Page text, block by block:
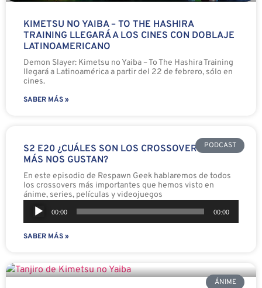
KIMETSU NO YAIBA – TO THE HASHIRA
TRAINING LLEGARÁ A LOS CINES CON DOBLAJE
LATINOAMERICANO
Demon Slayer: Kimetsu no Yaiba – To The Hashira Training
llegará a Latinoamérica a partir del 22 de febrero, sólo en
cines.
SABER MÁS »
PODCAST
S2 E20 ¿CUÁLES SON LOS CROSSOVERS QUE
MÁS NOS GUSTAN?
En este episodio de Respawn Geek hablaremos de todos
los crossovers más importantes que hemos visto en
ánime, series, películas y videojuegos
Reproductor
de
audio
00:00 00:00
SABER MÁS »
ÁNIME